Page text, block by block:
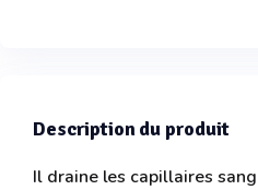
Description du produit
Il draine les capillaires